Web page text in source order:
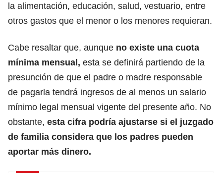
la alimentación, educación, salud, vestuario, entre
otros gastos que el menor o los menores requieran.
Cabe resaltar que, aunque no existe una cuota
mínima mensual, esta se definirá partiendo de la
presunción de que el padre o madre responsable
de pagarla tendrá ingresos de al menos un salario
mínimo legal mensual vigente del presente año. No
obstante, esta cifra podría ajustarse si el juzgado
de familia considera que los padres pueden
aportar más dinero.